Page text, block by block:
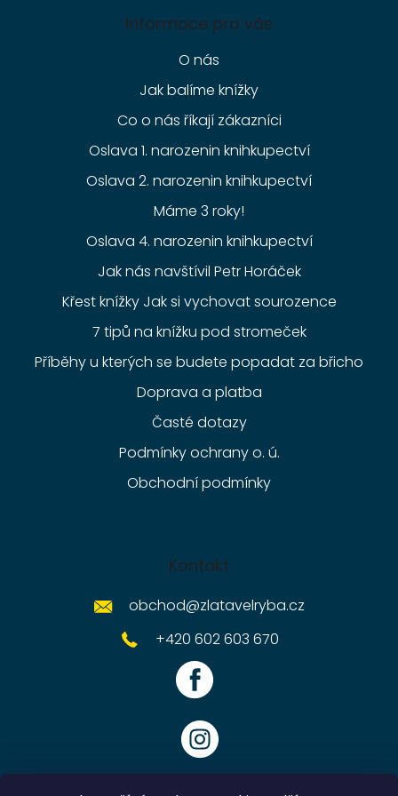
Informace pro vás
O nás
Jak balíme knížky
Co o nás říkají zákazníci
Oslava 1. narozenin knihkupectví
Oslava 2. narozenin knihkupectví
Máme 3 roky!
Oslava 4. narozenin knihkupectví
Jak nás navštívil Petr Horáček
Křest knížky Jak si vychovat sourozence
7 tipů na knížku pod stromeček
Příběhy u kterých se budete popadat za břicho
Doprava a platba
Časté dotazy
Podmínky ochrany o. ú.
Obchodní podmínky
Kontakt
obchod@zlatavelryba.cz
+420 602 603 670